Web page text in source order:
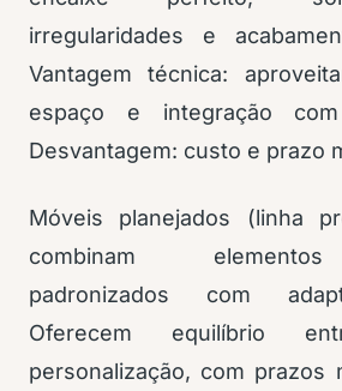
irregularidades e
Vantagem técnica:
espaço e integração com
Desvantagem: custo e prazo
Móveis planejados (linha
combinam
padronizados com
Oferecem equilíbrio
personalização, com prazos